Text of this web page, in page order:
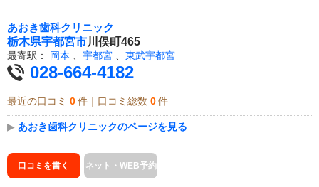
あおき歯科クリニック
栃木県宇都宮市川俣町465
最寄駅： 岡本 宇都宮 東武宇都宮
028-664-4182
最近の口コミ 0 件｜口コミ総数 0 件
▶ あおき歯科クリニックのページを見る
口コミを書く ネット・WEB予約